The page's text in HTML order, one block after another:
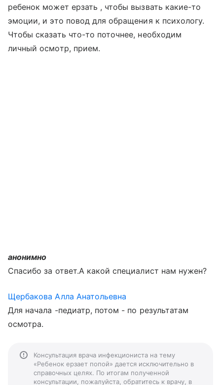
ребенок может ерзать , чтобы вызвать какие-то
эмоции, и это повод для обращения к психологу.
Чтобы сказать что-то поточнее, необходим
личный осмотр, прием.
анонимно
Спасибо за ответ.А какой специалист нам нужен?
Щербакова Алла Анатольевна
Для начала -педиатр, потом - по результатам
осмотра.
Консультация врача инфекциониста на тему
«Ребенок ерзает попой» дается исключительно в
справочных целях. По итогам полученной
консультации, пожалуйста, обратитесь к врачу, в